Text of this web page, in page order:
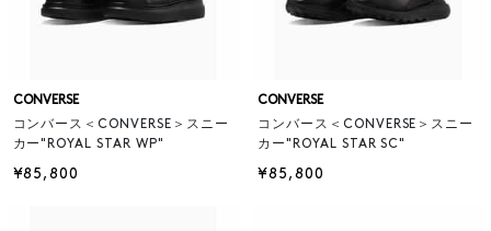
CONVERSE
コンバース＜CONVERSE＞スニー
カー"ROYAL STAR WP"
¥85,800
CONVERSE
コンバース＜CONVERSE＞スニー
カー"ROYAL STAR SC"
¥85,800